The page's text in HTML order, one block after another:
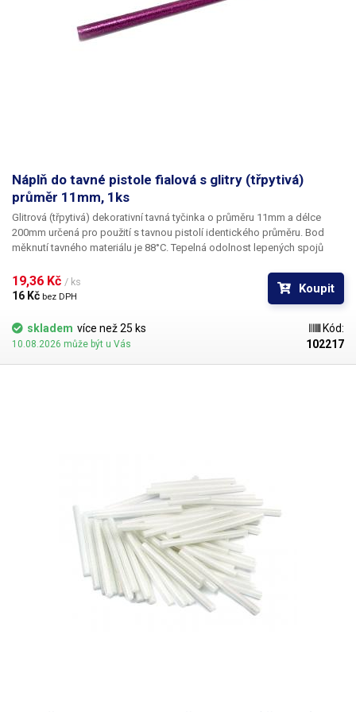
Náplň do tavné pistole fialová s glitry (třpytivá)
průměr 11mm, 1ks
Glitrová (třpytivá) dekorativní tavná tyčinka o průměru 11mm a délce
200mm určená pro použití s tavnou pistolí identického průměru. Bod
měknutí tavného materiálu je 88°C. Tepelná odolnost lepených spojů
dekorační a výtvarné účely k dekoračnímu lepení. V naší nabídce najdete
i jiné barevné odstíny.
19,36 Kč / ks
16 Kč bez DPH
Koupit
skladem více než 25 ks
10.08.2026 může být u Vás
Kód:
102217